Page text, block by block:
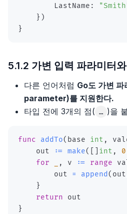
7장, 캡슐화
9장, 데이터 조직화
10장, 조건부 로직 간소화
11장, API 리팩터링
5장, 아키텍처 특성 식별
7장, 아키텍처 특성 범위
8장, 컴포넌트 기반 사고
9장, 기초
11장, 파이프라인 아키텍처 스
12장, 마이크로커널 아키텍처
13장, 서비스 기반 아키텍처 스
4장 중요한 일에 집중하자
6장 기술 품질의 관리
7장 지휘권을 가진 사람과 긴
8장 리드하려면 따라야 한다
10장 타인을 위한 공간의 창출
11장 동료와 네트워크 구축
12장 임원을 대상으로 하는 프
3장, 단위 테스트 구조
5장, 목과 테스트 취약성
6장, 단위 테스트 스타일
7장, 가치 있는 단위 테스트를
9장, 목 처리에 대한 모범 사례
11장, 단위 테스트 안티 패턴
        LastName
:
} )
}
5.1.2 가변 입력 파라미터
다른 언어처럼 Go도 가변
parameter)를 지원한다.
타입 전에 3개의 점( … )을
func addTo( base int ,
    out
:= make( int ,
for
, v := range
        out
= append ( out
}
return
}